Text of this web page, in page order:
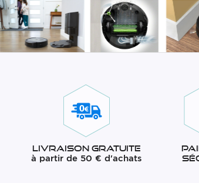
Livraison gratuite
à partir de 50 € d'achats